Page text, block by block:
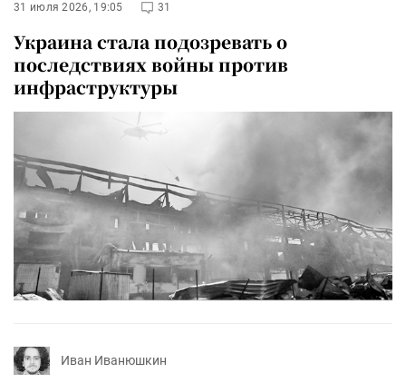
31 июля 2026, 19:05 31
Украина стала подозревать о
последствиях войны против
инфраструктуры
Иван Иванюшкин